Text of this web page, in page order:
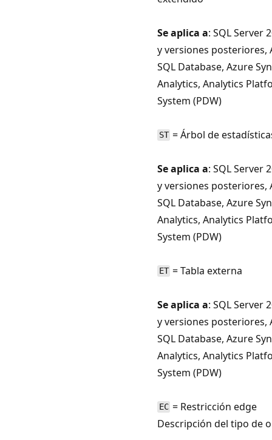
Se aplica a: SQL Server
y versiones posteriores,
SQL Database, Azure
Analytics, Analytics
System (PDW)
ST = Árbol de
Se aplica a: SQL Server
y versiones posteriores,
SQL Database, Azure
Analytics, Analytics
System (PDW)
ET = Tabla externa
Se aplica a: SQL Server
y versiones posteriores,
SQL Database, Azure
Analytics, Analytics
System (PDW)
EC = Restricción edge
Descripción del tipo de